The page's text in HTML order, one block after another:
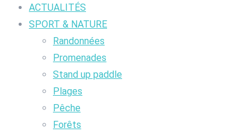
ACTUALITÉS
SPORT & NATURE
Randonnées
Promenades
Stand up paddle
Plages
Pêche
Forêts